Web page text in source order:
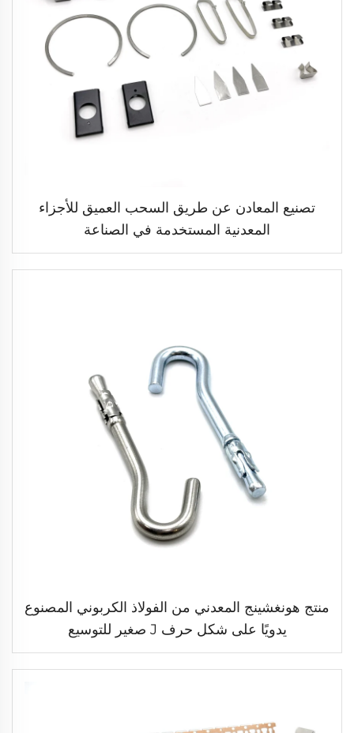
تصنيع المعادن عن طريق السحب العميق للأجزاء
المعدنية المستخدمة في الصناعة
منتج هونغشينج المعدني من الفولاذ الكربوني المصنوع
يدويًا على شكل حرف J صغير للتوسيع